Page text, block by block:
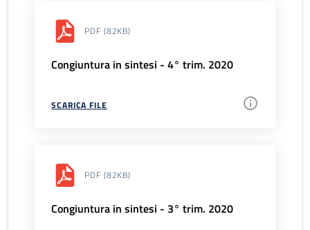
PDF (82KB)
Congiuntura in sintesi - 4° trim. 2020
SCARICA FILE
PDF (82KB)
Congiuntura in sintesi - 3° trim. 2020